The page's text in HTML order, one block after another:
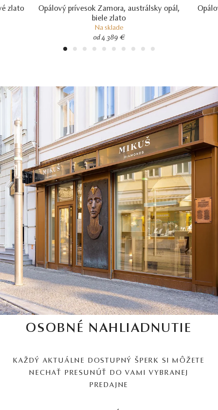
zlato
Opálový prívesok Zamora, austrálsky opál,
biele zlato
Na sklade
od 4 389 €
1 2 3 4 5 6 7 8 9 10
OSOBNÉ NAHLIADNUTIE
KAŽDÝ AKTUÁLNE DOSTUPNÝ ŠPERK SI MÔŽETE
NECHAŤ PRESUNÚŤ DO VAMI VYBRANEJ
PREDAJNE